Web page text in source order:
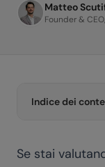
Matteo
Founder &
Indice dei
Se stai